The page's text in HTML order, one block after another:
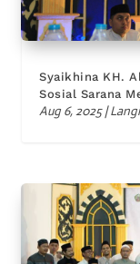
Syaikhina KH.
Sosial Sarana
Aug 6, 2025|